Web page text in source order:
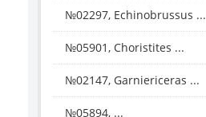
№02297, Echinobrussus ...
№05901, Choristites ...
№02147, Garniericeras ...
№05894, ...